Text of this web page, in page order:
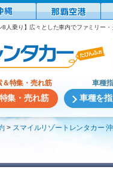
人乗り】広々とした車内でファミリー・
＆特集・売れ筋
特集・売れ筋
車種
車種を
スマイルリゾートレンタカー